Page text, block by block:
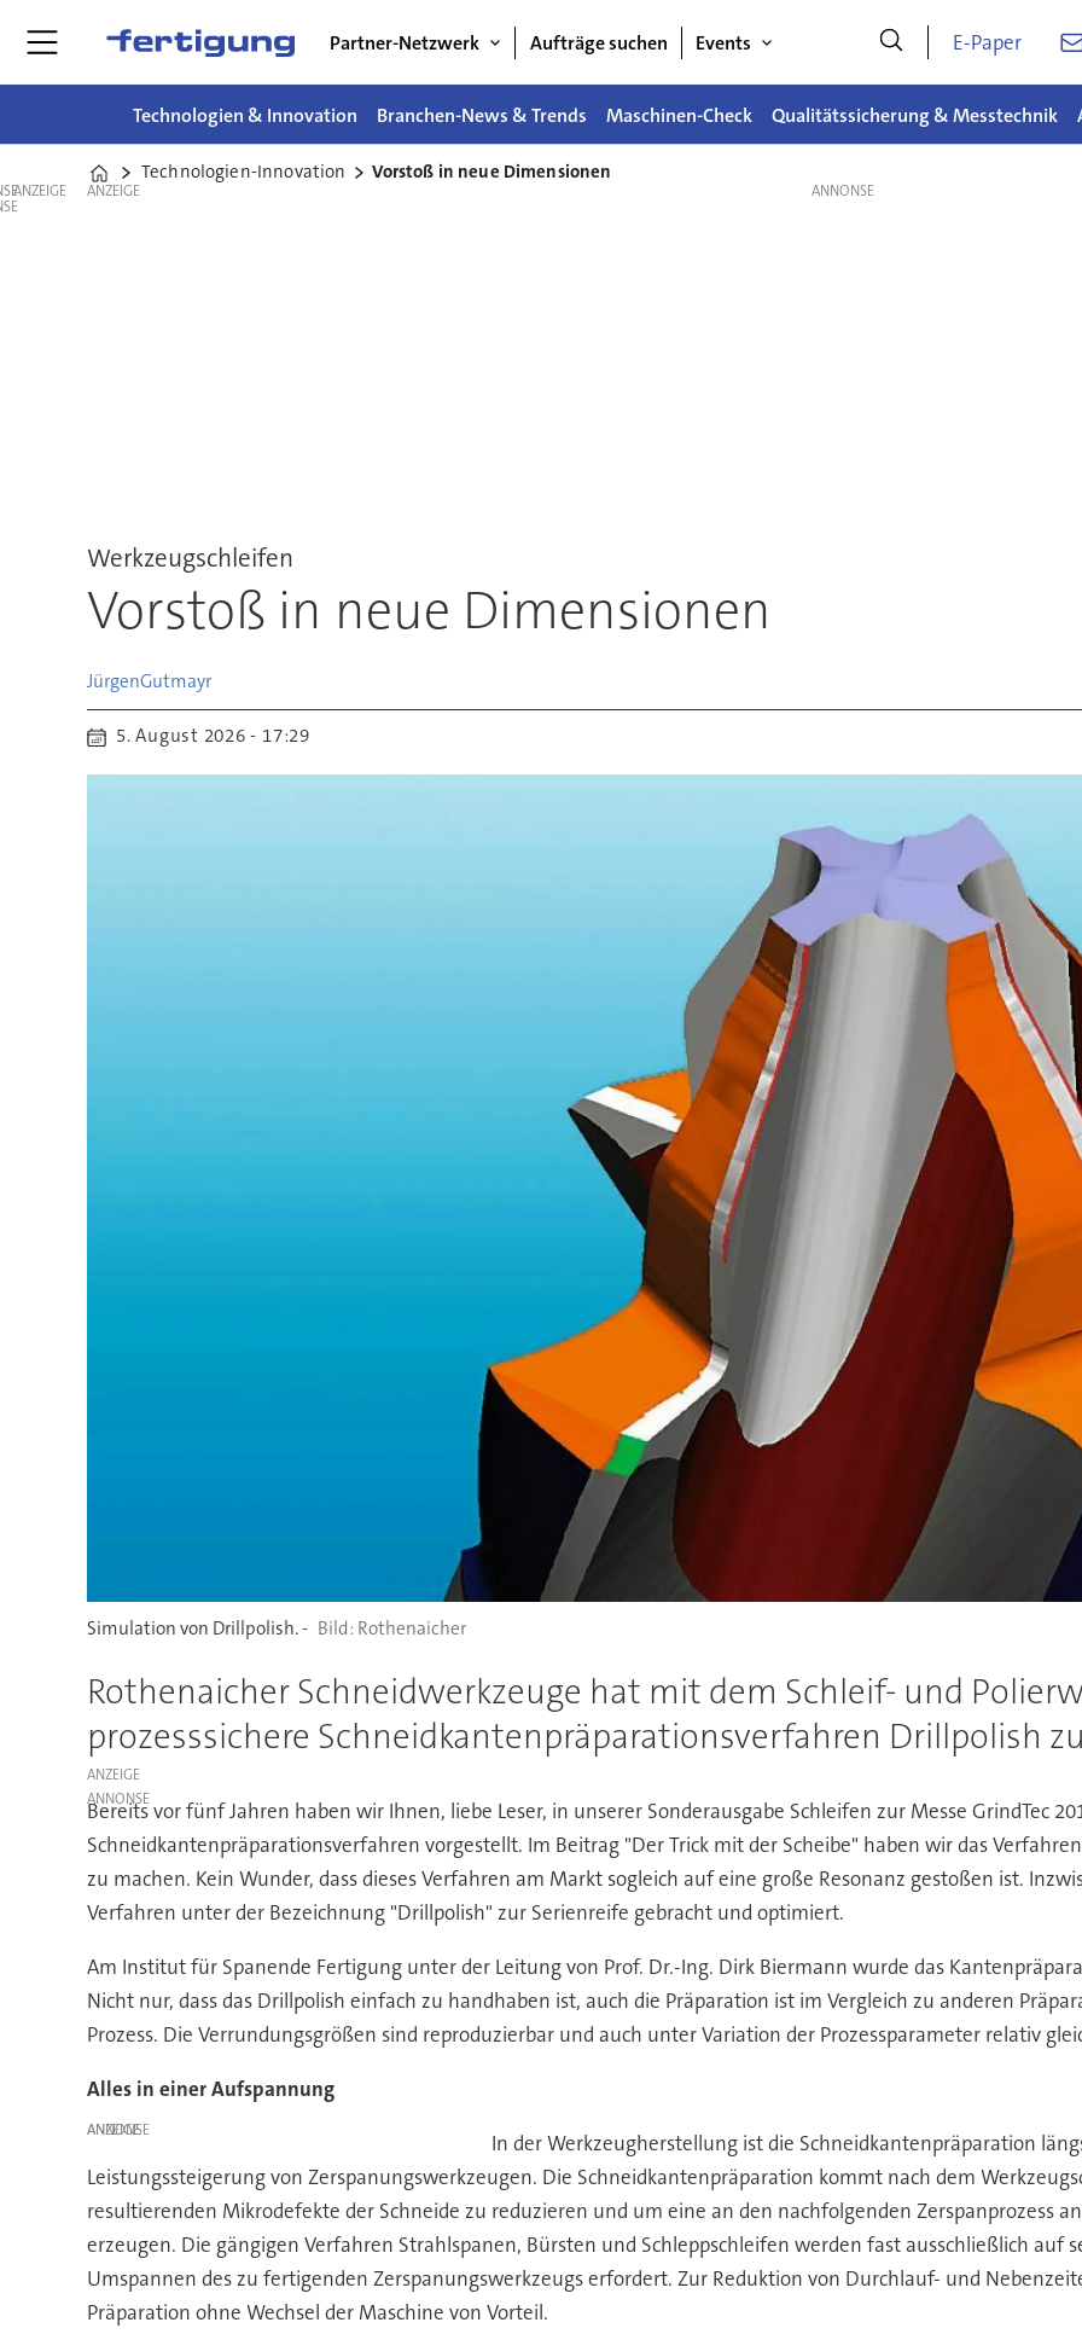
Partner-Netzwerk Aufträge suchen Events E-Paper
Technologien & Innovation Branchen-News & Trends Maschinen-Check Qualitätssicherung & Messtechnik
Home
Technologien-Innovation Vorstoß in neue Dimensionen
ANZEIGE ANZEIGE
Werkzeugschleifen
Vorstoß in neue Dimensionen
JürgenGutmayr
5. August 2026 - 17:29
Simulation von Drillpolish. - Rothenaicher
Rothenaicher Schneidwerkzeuge hat mit dem Schleif- und
prozesssichere Schneidkantenpräparationsverfahren Drillpolish
ANZEIGE
Bereits vor fünf Jahren haben wir Ihnen, liebe Leser, in unserer Sonderausgabe Schleifen zur Messe GrindTec
Schneidkantenpräparationsverfahren vorgestellt. Im Beitrag "Der Trick mit der Scheibe" haben wir das
zu machen. Kein Wunder, dass dieses Verfahren am Markt sogleich auf eine große Resonanz gestoßen ist.
Verfahren unter der Bezeichnung "Drillpolish" zur Serienreife gebracht und optimiert.
Am Institut für Spanende Fertigung unter der Leitung von Prof. Dr.-Ing. Dirk Biermann wurde das
Nicht nur, dass das Drillpolish einfach zu handhaben ist, auch die Präparation ist im Vergleich zu anderen
Prozess. Die Verrundungsgrößen sind reproduzierbar und auch unter Variation der Prozessparameter relativ
Alles in einer Aufspannung
ANZEIGE
In der Werkzeugherstellung ist die Schneidkantenpräparation
Leistungssteigerung von Zerspanungswerkzeugen. Die Schneidkantenpräparation kommt nach dem
resultierenden Mikrodefekte der Schneide zu reduzieren und um eine an den nachfolgenden Zerspanprozess
erzeugen. Die gängigen Verfahren Strahlspanen, Bürsten und Schleppschleifen werden fast ausschließlich auf
Umspannen des zu fertigenden Zerspanungswerkzeugs erfordert. Zur Reduktion von Durchlauf- und
Präparation ohne Wechsel der Maschine von Vorteil.